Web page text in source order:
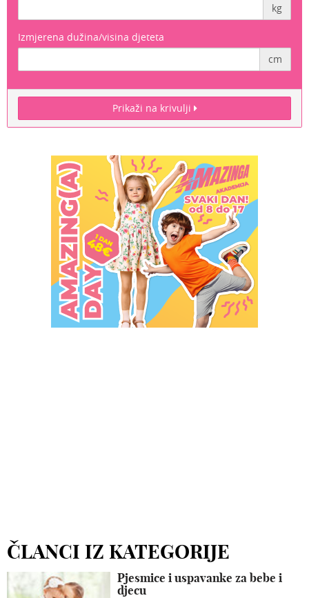
kg
Izmjerena dužina/visina djeteta
cm
Prikaži na krivulji
ČLANCI IZ KATEGORIJE
Pjesmice i uspavanke za bebe i
djecu